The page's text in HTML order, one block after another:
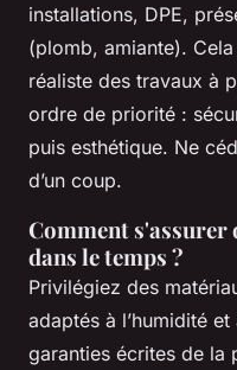
installations, DPE,
(plomb, amiante).
réaliste des travaux à
ordre de priorité :
puis esthétique. Ne
d’un coup.
Comment
dans le temps ?
Privilégiez des
adaptés à l’humidité
garanties écrites de la